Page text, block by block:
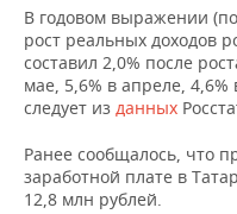
ВУЗЫ ТАТАРСТАНА
КОМУ ПРИНАДЛЕЖАТ
ТОРГОВЫЕ ЦЕНТРЫ
БАНКИ
БЮДЖЕТ
ИНВЕСТИЦИИ
АГРОПРОМ
МАШИНОСТРОЕНИЕ
НЕФТЕХИМИЯ
НОВОСТИ
АВТО
НОВОСТИ АВТО
БИЗНЕС
НОВОСТИ БИЗНЕСА
РОЗНИЧНАЯ ТОРГОВЛЯ
ТЕХНОЛОГИИ
НОВОСТИ
МЕРОПРИЯТИЯ
В годовом выражении
рост реальных доходов
составил 2,0% после
мае, 5,6% в апреле,
следует из данных
Ранее сообщалось, что
заработной плате в
12,8 млн рублей.